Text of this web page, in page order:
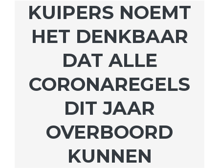
KUIPERS NOEMT
HET DENKBAAR
DAT ALLE
CORONAREGELS
DIT JAAR
OVERBOORD
KUNNEN